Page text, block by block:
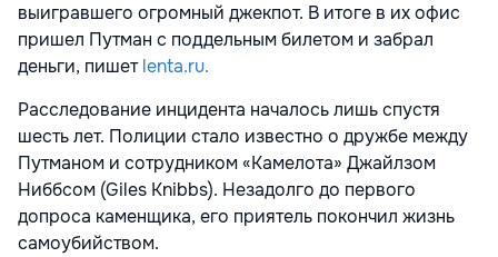
выигравшего огромный джекпот. В итоге в их офис
пришел Путман с поддельным билетом и забрал
деньги, пишетlenta.ru.
Расследование инцидента началось лишь спустя
шесть лет. Полиции стало известно о дружбе между
Путманом и сотрудником «Камелота» Джайлзом
Ниббсом (Giles Knibbs). Незадолго до первого
допроса каменщика, его приятель покончил жизнь
самоубийством.